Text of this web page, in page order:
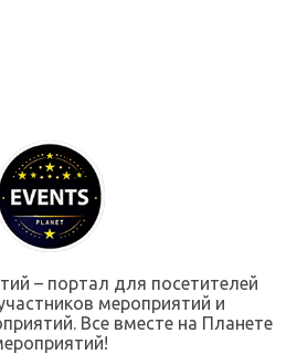
– портал для посетителей
мероприятий и
Все вместе на Планете